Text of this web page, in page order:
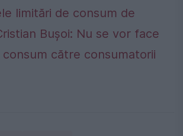
limitări de consum de
Bușoi: Nu se vor face
consum către consumatorii